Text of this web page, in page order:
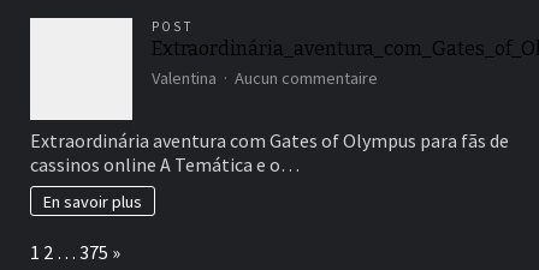
qu’il
faut
POST
Valentina Aucun commentaire
Extraordinária aventura com Gates of Olympus para fãs de
cassinos online A Temática e o…
En savoir plus
Page:
1 2 … 375 Next
»